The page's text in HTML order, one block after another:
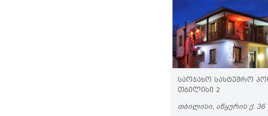
ᲡᲐᲝᲯᲐᲮᲝ ᲡᲐᲡᲢᲣᲛᲠᲝ
ᲗᲑᲘᲚᲘᲡᲘ 2
ᲗᲑᲘᲚᲘᲡᲘ, ᲐᲬᲧᲣᲠᲘᲡ Ქ. 36